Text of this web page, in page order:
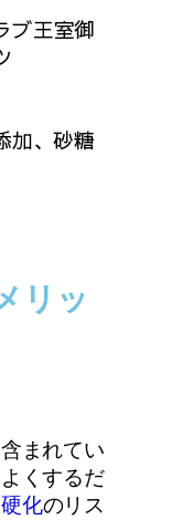
ブ王室御
加、砂糖
リッ
まれてい
くするだ
化のリス